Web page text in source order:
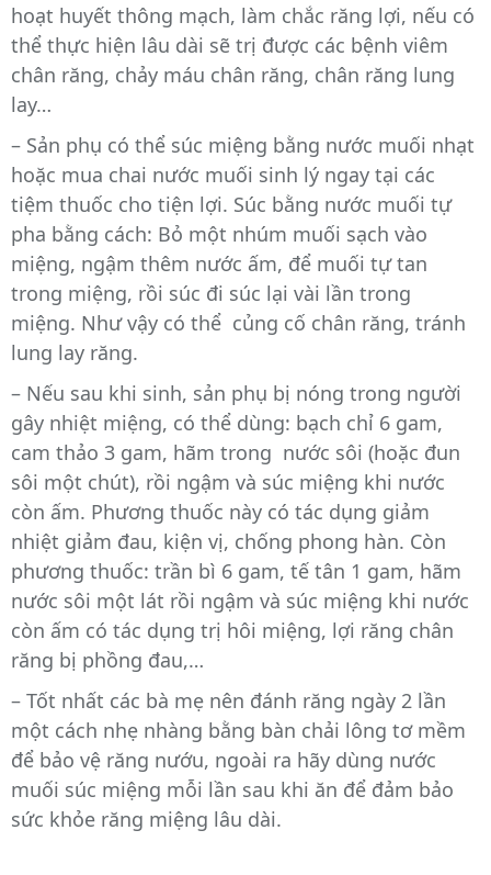
hoạt huyết thông mạch, làm chắc răng lợi, nếu có
thể thực hiện lâu dài sẽ trị được các bệnh viêm
chân răng, chảy máu chân răng, chân răng lung
lay…
– Sản phụ có thể súc miệng bằng nước muối nhạt
hoặc mua chai nước muối sinh lý ngay tại các
tiệm thuốc cho tiện lợi. Súc bằng nước muối tự
pha bằng cách: Bỏ một nhúm muối sạch vào
miệng, ngậm thêm nước ấm, để muối tự tan
trong miệng, rồi súc đi súc lại vài lần trong
miệng. Như vậy có thể củng cố chân răng, tránh
lung lay răng.
– Nếu sau khi sinh, sản phụ bị nóng trong người
gây nhiệt miệng, có thể dùng: bạch chỉ 6 gam,
cam thảo 3 gam, hãm trong nước sôi (hoặc đun
sôi một chút), rồi ngậm và súc miệng khi nước
còn ấm. Phương thuốc này có tác dụng giảm
nhiệt giảm đau, kiện vị, chống phong hàn. Còn
phương thuốc: trần bì 6 gam, tế tân 1 gam, hãm
nước sôi một lát rồi ngậm và súc miệng khi nước
còn ấm có tác dụng trị hôi miệng, lợi răng chân
răng bị phồng đau,…
– Tốt nhất các bà mẹ nên đánh răng ngày 2 lần
một cách nhẹ nhàng bằng bàn chải lông tơ mềm
để bảo vệ răng nướu, ngoài ra hãy dùng nước
muối súc miệng mỗi lần sau khi ăn để đảm bảo
sức khỏe răng miệng lâu dài.